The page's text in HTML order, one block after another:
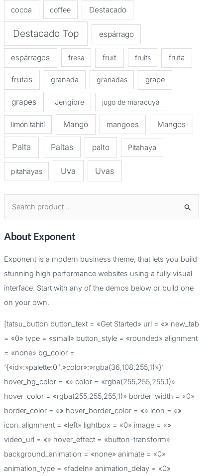
cocoa coffee Destacado
Destacado Top espárrago
espárragos fresa fruit fruits fruta
frutas granada granadas grape
grapes Jengibre jugo de maracuyá
limón tahití Mango mangoes Mangos
Palta Paltas palto Pitahaya
pitahayas Uva Uvas
s
r
:
About Exponent
Exponent is a modern business theme, that lets you build
stunning high performance websites using a fully visual
interface. Start with any of the demos below or build one
on your own.
[tatsu_button button_text = «Get Started» url = «» new_tab
= «0» type = «small» button_style = «rounded» alignment
= «none» bg_color =
‘{«id»:»palette:0″,»color»:»rgba(36,108,255,1)»}’
hover_bg_color = «» color = «rgba(255,255,255,1)»
hover_color = «rgba(255,255,255,1)» border_width = «0»
border_color = «» hover_border_color = «» icon = «»
icon_alignment = «left» lightbox = «0» image = «»
video_url = «» hover_effect = «button-transform»
background_animation = «none» animate = «0»
animation_type = «fadeIn» animation_delay = «0»